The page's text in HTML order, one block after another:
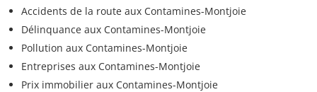
Accidents de la route aux Contamines-Montjoie
Délinquance aux Contamines-Montjoie
Pollution aux Contamines-Montjoie
Entreprises aux Contamines-Montjoie
Prix immobilier aux Contamines-Montjoie